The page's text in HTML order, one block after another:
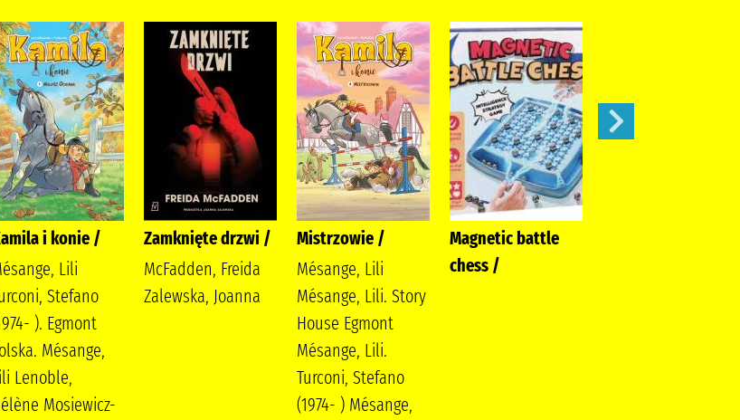
i konie /
Lili
Stefano
). Egmont
Mésange,
Lenoble,
Mosiewicz-
Zamknięte drzwi /
McFadden, Freida
Zalewska, Joanna
Mistrzowie /
Mésange, Lili
Mésange, Lili. Story
House Egmont
Mésange, Lili.
Turconi, Stefano
(1974- ) Mésange,
Magnetic battle
chess /